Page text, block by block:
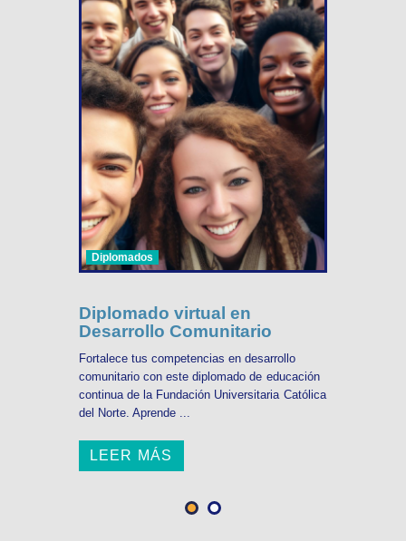
Diplomados
Diplomado virtual en
Desarrollo Comunitario
Fortalece tus competencias en desarrollo
comunitario con este diplomado de educación
continua de la Fundación Universitaria Católica
del Norte. Aprende ...
LEER MÁS